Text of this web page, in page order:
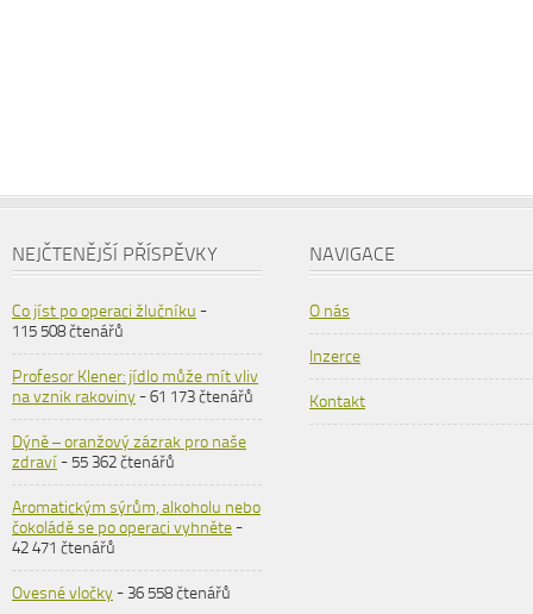
NEJČTENĚJŠÍ PŘÍSPĚVKY
Co jíst po operaci žlučníku -
115 508 čtenářů
Profesor Klener: jídlo může mít vliv
na vznik rakoviny- 61 173 čtenářů
Dýně – oranžový zázrak pro naše
zdraví- 55 362 čtenářů
Aromatickým sýrům, alkoholu nebo
čokoládě se po operaci vyhněte-
42 471 čtenářů
Ovesné vločky- 36 558 čtenářů
NAVIGACE
O nás
Inzerce
Kontakt